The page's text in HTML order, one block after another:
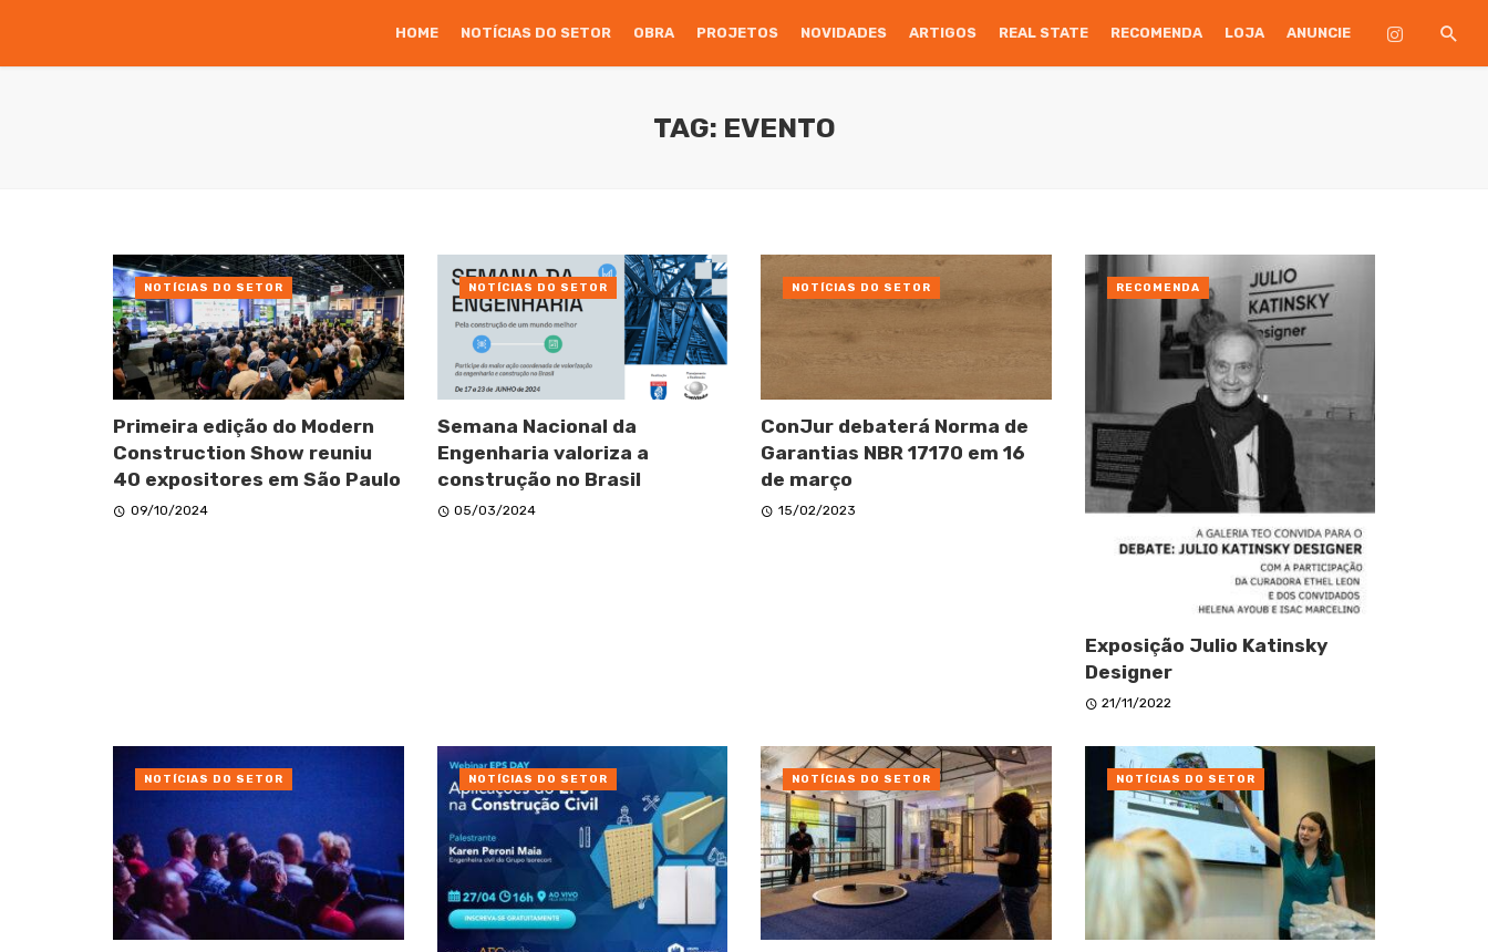
HOME NOTÍCIAS DO SETOR OBRA PROJETOS NOVIDADES ARTIGOS REAL STATE RECOMENDA LOJA ANUNCIE
TAG: EVENTO
Primeira edição do Modern
Construction Show reuniu
40 expositores em São Paulo
09/10/2024
NOTÍCIAS DO SETOR
Semana Nacional da
Engenharia valoriza a
construção no Brasil
05/03/2024
NOTÍCIAS DO SETOR
ConJur debaterá Norma de
Garantias NBR 17170 em 16
de março
15/02/2023
NOTÍCIAS DO SETOR
Exposição Julio Katinsky
Designer
21/11/2022
RECOMENDA
NOTÍCIAS DO SETOR NOTÍCIAS DO SETOR NOTÍCIAS DO SETOR NOTÍCIAS DO SETOR